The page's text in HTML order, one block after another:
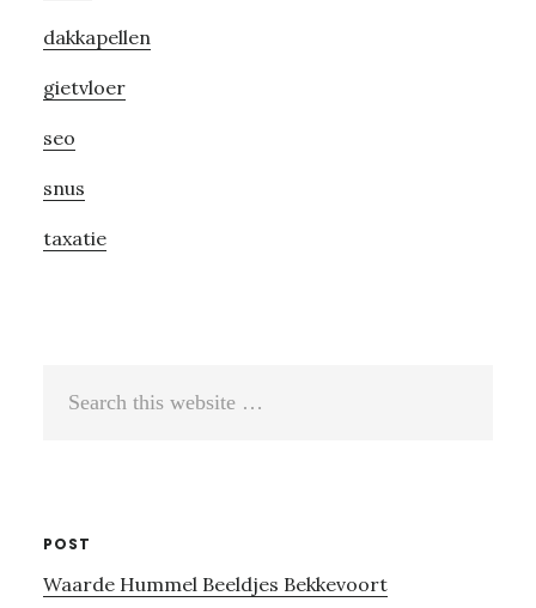
dakkapellen
gietvloer
seo
snus
taxatie
POST
Waarde Hummel Beeldjes Bekkevoort